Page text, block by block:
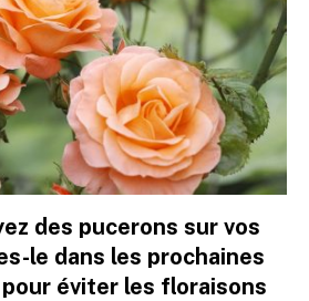
des pucerons sur vos
le dans les prochaines
éviter les floraisons